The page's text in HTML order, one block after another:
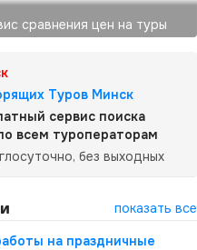
сравнения цен на туры
Туров Минск
сервис поиска
всем туроператорам
без выходных
показать все
на праздничные